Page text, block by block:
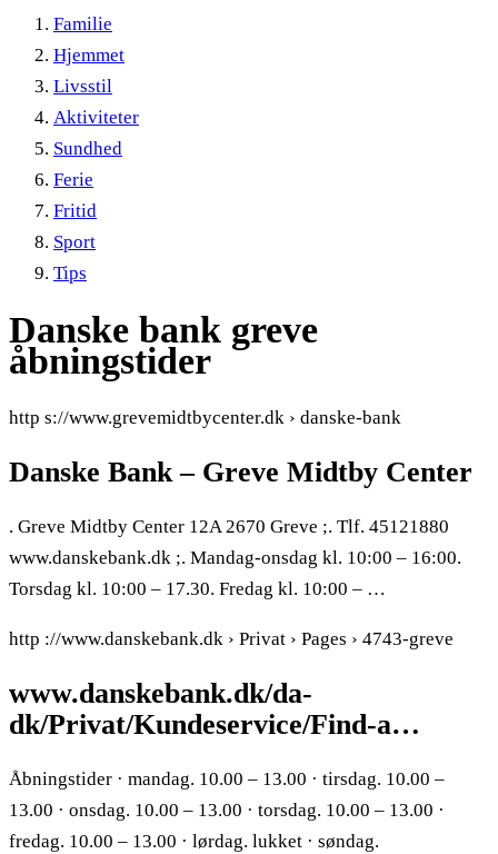
Familie
Hjemmet
Livsstil
Aktiviteter
Sundhed
Ferie
Fritid
Sport
Tips
Danske bank greve
åbningstider
http s://www.grevemidtbycenter.dk › danske-bank
Danske Bank – Greve Midtby Center
. Greve Midtby Center 12A 2670 Greve ;. Tlf. 45121880
www.danskebank.dk ;. Mandag-onsdag kl. 10:00 – 16:00.
Torsdag kl. 10:00 – 17.30. Fredag kl. 10:00 – …
http ://www.danskebank.dk › Privat › Pages › 4743-greve
www.danskebank.dk/da-
dk/Privat/Kundeservice/Find-a…
Åbningstider · mandag. 10.00 – 13.00 · tirsdag. 10.00 –
13.00 · onsdag. 10.00 – 13.00 · torsdag. 10.00 – 13.00 ·
fredag. 10.00 – 13.00 · lørdag. lukket · søndag.